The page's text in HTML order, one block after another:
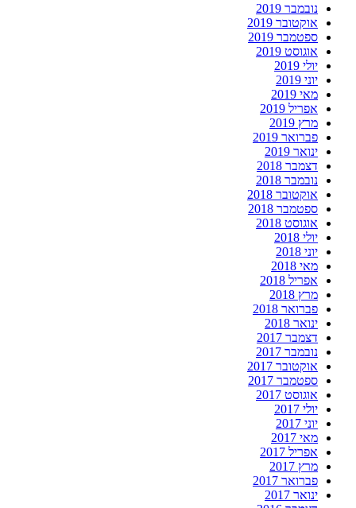
נובמבר 2019
אוקטובר 2019
ספטמבר 2019
אוגוסט 2019
יולי 2019
יוני 2019
מאי 2019
אפריל 2019
מרץ 2019
פברואר 2019
ינואר 2019
דצמבר 2018
נובמבר 2018
אוקטובר 2018
ספטמבר 2018
אוגוסט 2018
יולי 2018
יוני 2018
מאי 2018
אפריל 2018
מרץ 2018
פברואר 2018
ינואר 2018
דצמבר 2017
נובמבר 2017
אוקטובר 2017
ספטמבר 2017
אוגוסט 2017
יולי 2017
יוני 2017
מאי 2017
אפריל 2017
מרץ 2017
פברואר 2017
ינואר 2017